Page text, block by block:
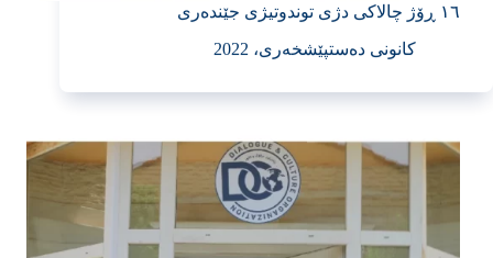
١٦ ڕۆژ چالاکی دژی توندوتیژی جێندەری
کانونی دەستپێشخەری، 2022